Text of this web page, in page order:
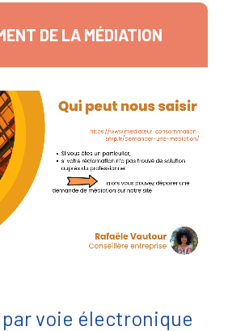
DE LA MÉDIATION
par voie électronique